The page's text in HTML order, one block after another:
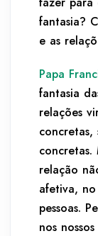
fantasia?
e as
Papa
fantasia
relações
concretas,
concretas.
relação
afetiva,
pessoas.
nos